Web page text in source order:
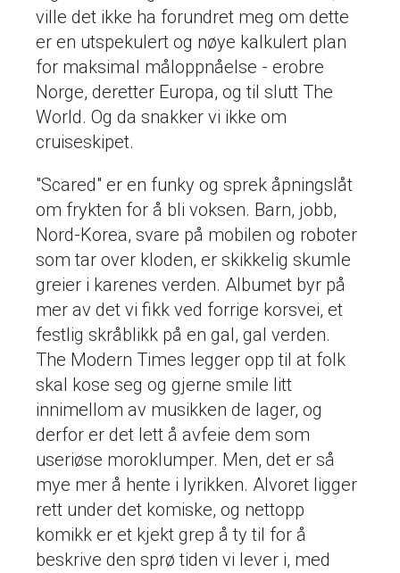
ville det ikke ha forundret meg om dette
er en utspekulert og nøye kalkulert plan
for maksimal måloppnåelse - erobre
Norge, deretter Europa, og til slutt The
World. Og da snakker vi ikke om
cruiseskipet.
"Scared" er en funky og sprek åpningslåt
om frykten for å bli voksen. Barn, jobb,
Nord-Korea, svare på mobilen og roboter
som tar over kloden, er skikkelig skumle
greier i karenes verden. Albumet byr på
mer av det vi fikk ved forrige korsvei, et
festlig skråblikk på en gal, gal verden.
The Modern Times legger opp til at folk
skal kose seg og gjerne smile litt
innimellom av musikken de lager, og
derfor er det lett å avfeie dem som
useriøse moroklumper. Men, det er så
mye mer å hente i lyrikken. Alvoret ligger
rett under det komiske, og nettopp
komikk er et kjekt grep å ty til for å
beskrive den sprø tiden vi lever i, med